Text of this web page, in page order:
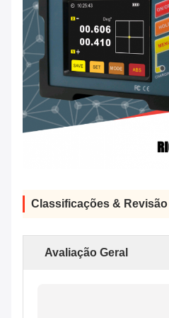
Classificações & Revisão
Avaliação Geral